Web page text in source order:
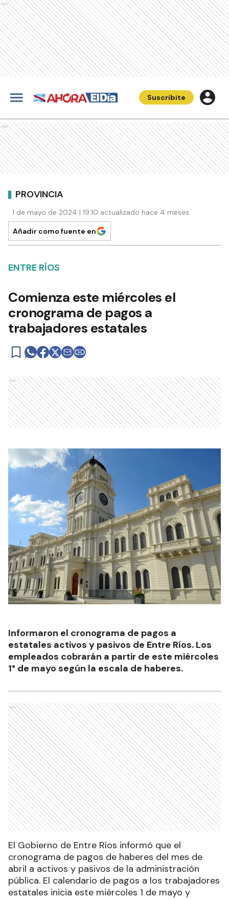
Ads
Suscribite
Ads
PROVINCIA
1 de mayo de 2024 | 19:10 actualizado hace 4 meses
Añadir como fuente en
ENTRE RÍOS
Comienza este miércoles el
cronograma de pagos a
trabajadores estatales
Ads
Informaron el cronograma de pagos a
estatales activos y pasivos de Entre Ríos. Los
empleados cobrarán a partir de este miércoles
1° de mayo según la escala de haberes.
Ads
El Gobierno de Entre Ríos informó que el
cronograma de pagos de haberes del mes de
abril a activos y pasivos de la administración
pública. El calendario de pagos a los trabajadores
estatales inicia este miércoles 1 de mayo y